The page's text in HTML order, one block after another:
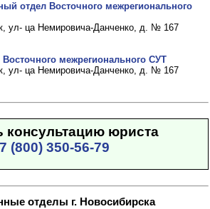
отдел Восточного межрегионального
ул- ца Немировича-Данченко, д. № 167
межрегионального СУТ
ул- ца Немировича-Данченко, д. № 167
консультацию юриста
(800) 350-56-79
отделы г. Новосибирска